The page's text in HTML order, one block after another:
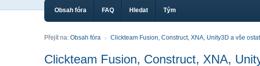
Obsah fóra FAQ Hledat Tým
Přejít na: Obsah fóra Clickteam Fusion, Construct, XNA, Unity3D a vše
Clickteam Fusion, Construct, XNA,